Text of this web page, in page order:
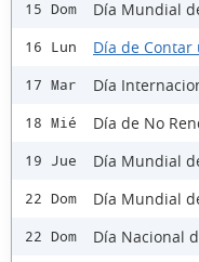
15 Dom Día Mundial
16 Lun Día de Contar
17 Mar Día
18 Mié Día de No
19 Jue Día Mundial
22 Dom Día Mundial
22 Dom Día Nacional